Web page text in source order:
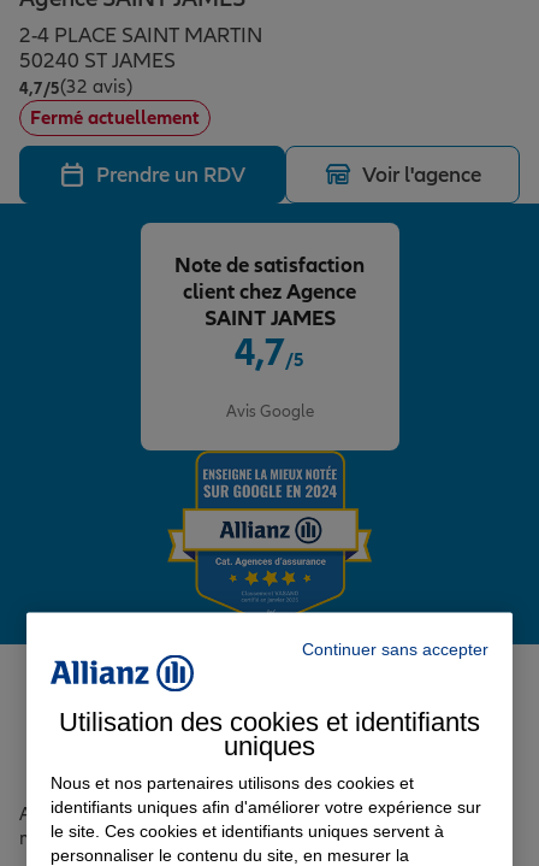
Assurance emprunteur
Prévoyance et dépendance
Assurance animal de compagnie
Protection de la famille
Protection juridique
Épargne & retraite
Plan épargne retraite
Assurance vie
Placements financiers
Investissements immobiliers
Transmission
Vos projets
Partir en vacances
Départ à la retraite
Préparer l’avenir
Conseil assurance
Assurance habitation
Le Pack Famille
Garantie des accidents de la vie
Assurance scolaire
Protection juridique
Allianz en France
2-4 PLACE SAINT MARTIN
50240 ST JAMES
4,7/5Note de 4.7 sur 5
(32 avis)
Fermé actuellement
Prendre un RDV Voir l'agence
4,7/5
Avis Google
Note de satisfaction
client chez Agence
SAINT JAMES
Avis de l'agence Agence SAINT
JAMES
Avis sur une période de 6 mois
Aucun avis sur votre agence n'a été retrouvé pour le
moment
Continuer sans accepter
Utilisation des cookies et identifiants
uniques
Nous et nos partenaires utilisons des cookies et
identifiants uniques afin d'améliorer votre expérience sur
le site. Ces cookies et identifiants uniques servent à
personnaliser le contenu du site, en mesurer la